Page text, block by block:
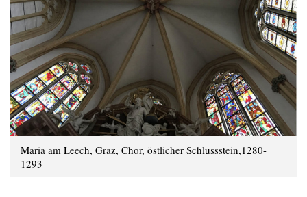
Maria am Leech, Graz, Chor, östlicher Schlussstein,1280-
1293